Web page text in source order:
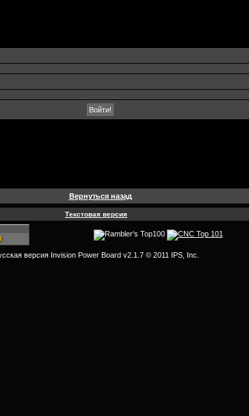
Вернуться назад
Текстовая версия
версия Invision Power Boardv2.1.7 © 2011 IPS, Inc.